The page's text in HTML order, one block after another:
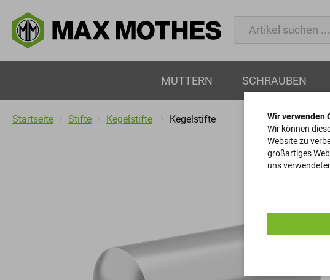
MUTTERN SCHRAUBEN
Startseite Stifte Kegelstifte Kegelstifte
Wir verwenden
Wir können
Website zu
großartiges
uns